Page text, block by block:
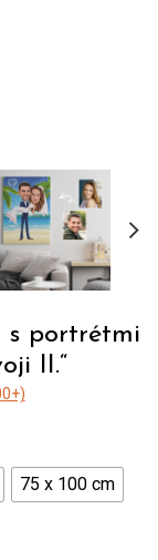
s portrétmi
II.“
75 x 100 cm